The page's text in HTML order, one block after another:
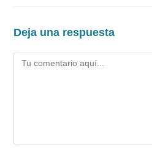
Deja una respuesta
Comentario